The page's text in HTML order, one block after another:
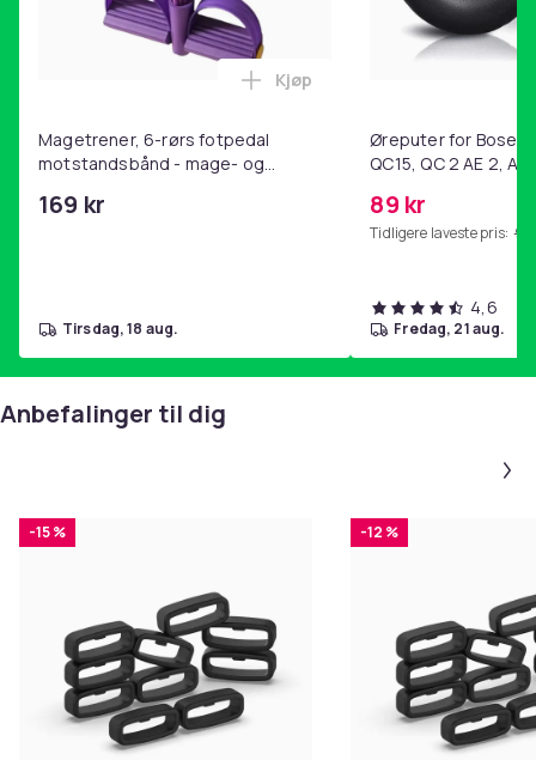
Magetrener, 6-rørs fotpedal
motstandsbånd - mage- og
hjemmegymnastikk Purple
169 kr
Legg Magetrener, 6-rørs
Kjøp
tirsdag, 18 aug.
Øreputer for Bose
QC15, QC 2 AE 2, AE
89 kr
Tidligere laveste pris: 99
4,6
fredag, 21 aug.
Anbefalinger til dig
-15 % -12 %